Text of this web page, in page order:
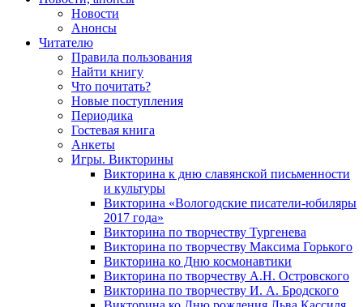
Новости
Анонсы
Читателю
Правила пользования
Найти книгу
Что почитать?
Новые поступления
Периодика
Гостевая книга
Анкеты
Игры. Викторины
Викторина к дню славянской письменности
и культуры
Викторина «Вологодские писатели-юбиляры
2017 года»
Викторина по творчеству Тургенева
Викторина по творчеству Максима Горького
Викторина ко Дню космонавтики
Викторина по творчеству А.Н. Островского
Викторина по творчеству И. А. Бродского